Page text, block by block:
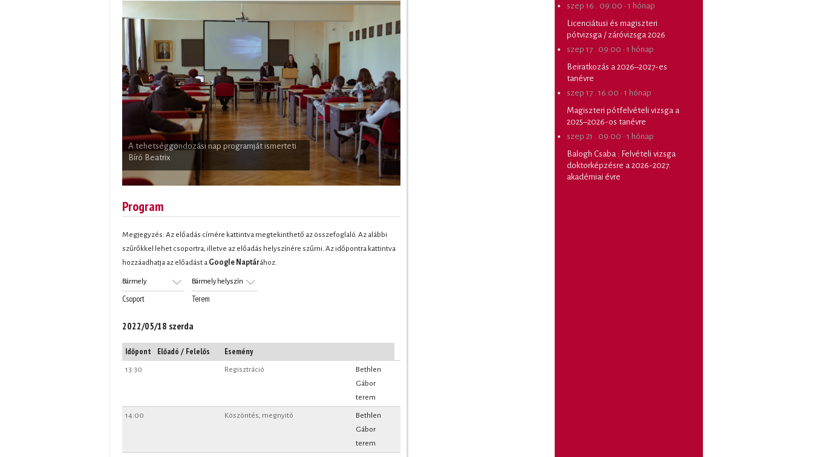
A tehetséggondozási nap programját ismerteti
Bíró Beatrix
Éles Éva előadást tart a 25. ETDK keretében
Program
Megjegyzés: Az előadás címére kattintva megtekinthető az összefoglaló. Az alábbi
szűrőkkel lehet csoportra, illetve az előadás helyszínére szűrni. Az időpontra kattintva
hozzáadhatja az előadást a
Google Naptár
Csoport Terem
2022/05/18 szerda
Időpont Előadó / Felelős Esemény
szep 16 . 09:00 · 1 hónap
Licenciátusi és magiszteri
pótvizsga / záróvizsga 2026
szep 17 . 09:00 · 1 hónap
Beiratkozás a 2026–2027-es
tanévre
szep 17 . 16:00 · 1 hónap
Magiszteri pótfelvételi vizsga a
2025–2026-os tanévre
szep 21 . 09:00 · 1 hónap
Balogh Csaba : Felvételi vizsga
doktorképzésre a 2026-2027.
akadémiai évre